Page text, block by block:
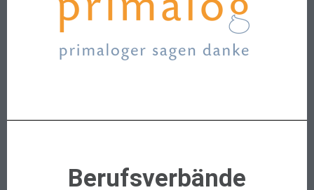
Berufsverbände